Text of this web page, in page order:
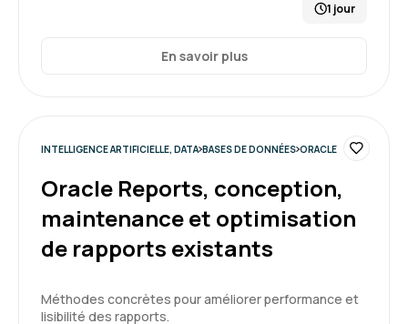
5
5
Interface très facile et agréable
Format très intéressant, correspond à mes
attentes
Formation : QlikSense - Designer
1 jour
En savoir plus
INTELLIGENCE ARTIFICIELLE, DATA BASES DE DONNÉES ORACLE
Oracle Reports, conception,
maintenance et optimisation
de rapports existants
Méthodes concrètes pour améliorer performance et
lisibilité des rapports.